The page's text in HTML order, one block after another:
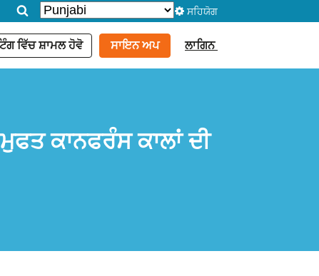
ਸਹਿਯੋਗ
ਵਿੱਚ ਸ਼ਾਮਲ ਹੋਵੋ ਸਾਇਨ ਅਪ ਲਾਗਿਨ
ਕਾਨਫਰੰਸ ਕਾਲਾਂ ਦੀ